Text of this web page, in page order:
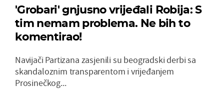
'Grobari' gnjusno vrijeđali Robija: S
tim nemam problema. Ne bih to
komentirao!
Navijači Partizana zasjenili su beogradski derbi sa
skandaloznim transparentom i vrijeđanjem
Prosinečkog...